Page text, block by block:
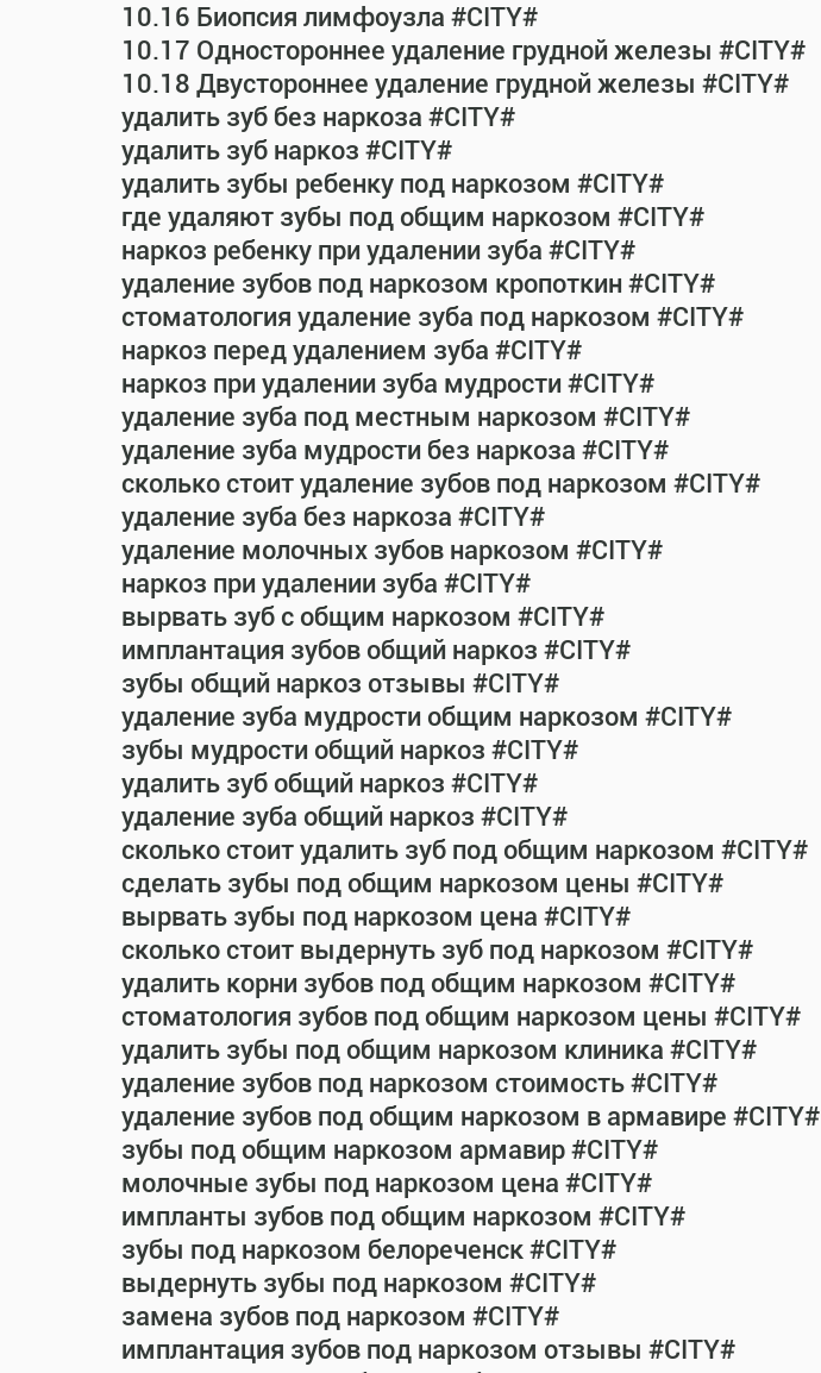
10.16 Биопсия лимфоузла #CITY#
10.17 Одностороннее удаление грудной железы #CITY#
10.18 Двустороннее удаление грудной железы #CITY#
удалить зуб без наркоза #CITY#
удалить зуб наркоз #CITY#
удалить зубы ребенку под наркозом #CITY#
где удаляют зубы под общим наркозом #CITY#
наркоз ребенку при удалении зуба #CITY#
удаление зубов под наркозом кропоткин #CITY#
стоматология удаление зуба под наркозом #CITY#
наркоз перед удалением зуба #CITY#
наркоз при удалении зуба мудрости #CITY#
удаление зуба под местным наркозом #CITY#
удаление зуба мудрости без наркоза #CITY#
сколько стоит удаление зубов под наркозом #CITY#
удаление зуба без наркоза #CITY#
удаление молочных зубов наркозом #CITY#
наркоз при удалении зуба #CITY#
вырвать зуб с общим наркозом #CITY#
имплантация зубов общий наркоз #CITY#
зубы общий наркоз отзывы #CITY#
удаление зуба мудрости общим наркозом #CITY#
зубы мудрости общий наркоз #CITY#
удалить зуб общий наркоз #CITY#
удаление зуба общий наркоз #CITY#
сколько стоит удалить зуб под общим наркозом #CITY#
сделать зубы под общим наркозом цены #CITY#
вырвать зубы под наркозом цена #CITY#
сколько стоит выдернуть зуб под наркозом #CITY#
удалить корни зубов под общим наркозом #CITY#
стоматология зубов под общим наркозом цены #CITY#
удалить зубы под общим наркозом клиника #CITY#
удаление зубов под наркозом стоимость #CITY#
удаление зубов под общим наркозом в армавире #CITY#
зубы под общим наркозом армавир #CITY#
молочные зубы под наркозом цена #CITY#
импланты зубов под общим наркозом #CITY#
зубы под наркозом белореченск #CITY#
выдернуть зубы под наркозом #CITY#
замена зубов под наркозом #CITY#
имплантация зубов под наркозом отзывы #CITY#